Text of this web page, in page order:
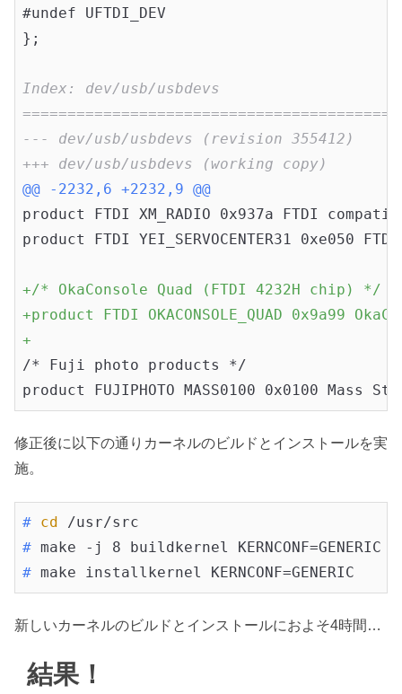
#undef UFTDI_DEV
};
Index: dev/usb/usbdevs
--- dev/usb/usbdevs (revision 355412)
+++ dev/usb/usbdevs (working copy)
@@ -2232,6 +2232,9 @@
product FTDI XM_RADIO 0x937a FTDI
product FTDI YEI_SERVOCENTER31 0xe050
+/* OkaConsole Quad (FTDI 4232H chip) */
+product FTDI OKACONSOLE_QUAD 0x9a99
+
/* Fuji photo products */
product FUJIPHOTO MASS0100 0x0100 Mass
修正後に以下の通りカーネルのビルドとインストールを実
施。
# cd /usr/src
# make -j 8 buildkernel KERNCONF=GENERIC
# make installkernel KERNCONF=GENERIC
新しいカーネルのビルドとインストールにおよそ4時間…
結果！